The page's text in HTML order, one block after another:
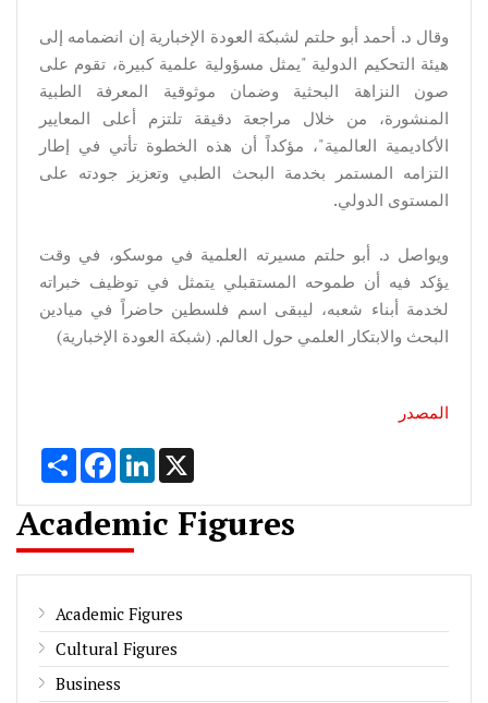
وقال د. أحمد أبو حلتم لشبكة العودة الإخبارية إن انضمامه إلى
هيئة التحكيم الدولية "يمثل مسؤولية علمية كبيرة، تقوم على
صون النزاهة البحثية وضمان موثوقية المعرفة الطبية
المنشورة، من خلال مراجعة دقيقة تلتزم أعلى المعايير
الأكاديمية العالمية"، مؤكداً أن هذه الخطوة تأتي في إطار
التزامه المستمر بخدمة البحث الطبي وتعزيز جودته على
المستوى الدولي.
ويواصل د. أبو حلتم مسيرته العلمية في موسكو، في وقت
يؤكد فيه أن طموحه المستقبلي يتمثل في توظيف خبراته
لخدمة أبناء شعبه، ليبقى اسم فلسطين حاضراً في ميادين
البحث والابتكار العلمي حول العالم. (شبكة العودة الإخبارية)
المصدر
Share FacebookLinkedIn
Academic Figures
Academic Figures
Cultural Figures
Business